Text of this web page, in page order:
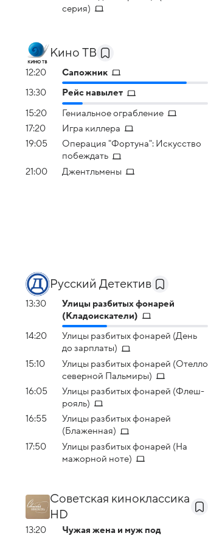
серия)
Кино ТВ
12:20 Сапожник
13:30 Рейс навылет
15:20
Гениальное ограбление
17:20
Игра киллера
19:05
Операция "Фортуна": Искусство
побеждать
21:00
Джентльмены
Русский Детектив
13:30
Улицы разбитых фонарей
(Кладоискатели)
14:20
Улицы разбитых фонарей (День
до зарплаты)
15:10
Улицы разбитых фонарей (Отелло
северной Пальмиры)
16:05
Улицы разбитых фонарей (Флеш-
рояль)
16:55
Улицы разбитых фонарей
(Блаженная)
17:50
Улицы разбитых фонарей (На
мажорной ноте)
Советская киноклассика
HD
13:20
Чужая жена и муж под